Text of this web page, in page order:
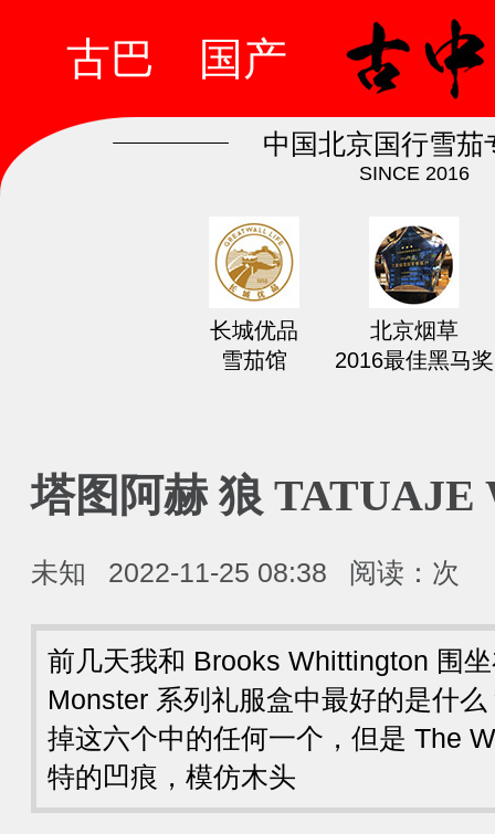
古巴 国产
中国北京国行雪茄
SINCE 2016
长城优品
雪茄馆
北京烟草
2016最佳黑马奖
塔图阿赫 狼 TATUAJE
未知 2022-11-25 08:38 阅读： 次
前几天我和 Brooks Whittington 围
Monster 系列礼服盒中最好的是什
掉这六个中的任何一个，但是 The
特的凹痕，模仿木头